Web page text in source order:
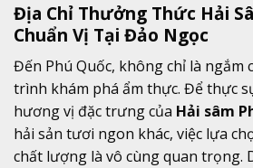
Địa Chỉ Thưởng Thức Hải
Chuẩn Vị Tại Đảo Ngọc
Đến Phú Quốc, không chỉ là ngắm
trình khám phá ẩm thực. Để thực
hương vị đặc trưng của Hải sâm
hải sản tươi ngon khác, việc lựa
chất lượng là vô cùng quan trọng.